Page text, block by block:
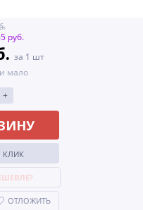
руб.
за 1 шт
мало
+
КЛИК
ОТЛОЖИТЬ